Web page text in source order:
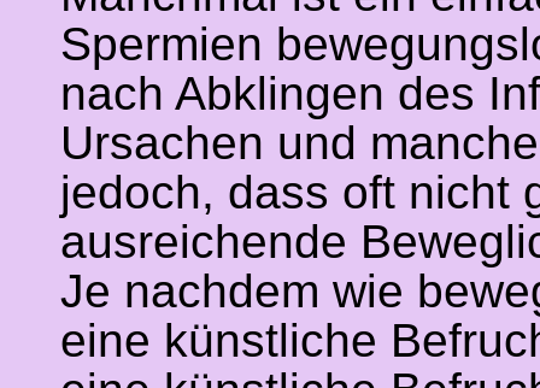
Spermien
nach Abklingen des
Ursachen und
jedoch, dass oft nicht
ausreichende
Je nachdem wie
eine künstliche